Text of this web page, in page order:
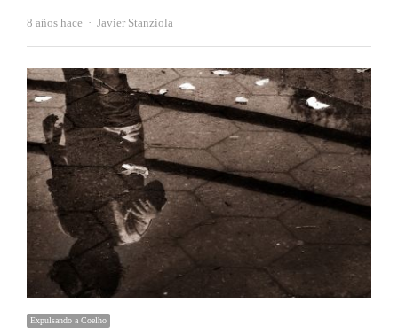
8 años hace Autor
Javier Stanziola
Expulsando a Coelho